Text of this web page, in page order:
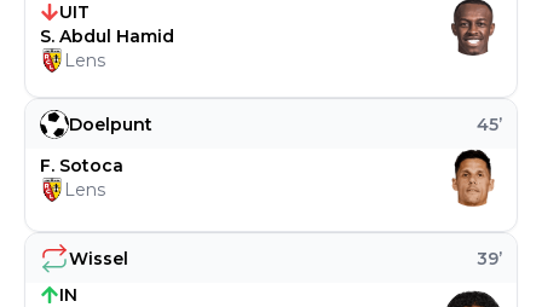
Wissel 39’
IN
Doelpunt 45’
F. Sotoca
Lens
UIT
S. Abdul Hamid
Lens